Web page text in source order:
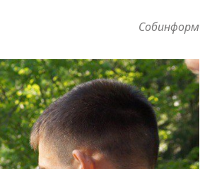
Собинформ